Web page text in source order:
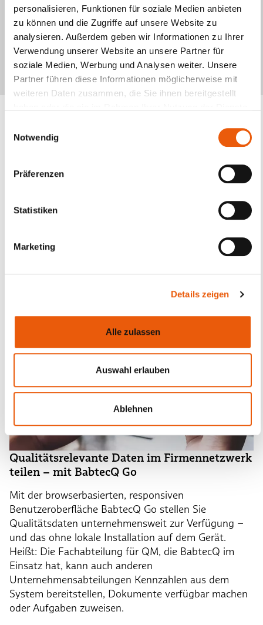
personalisieren, Funktionen für soziale Medien anbieten
zu können und die Zugriffe auf unsere Website zu
analysieren. Außerdem geben wir Informationen zu Ihrer
Verwendung unserer Website an unsere Partner für
soziale Medien, Werbung und Analysen weiter. Unsere
Partner führen diese Informationen möglicherweise mit
weiteren Daten zusammen, die Sie ihnen bereitgestellt
Notwendig
Präferenzen
Statistiken
Marketing
Details zeigen
Alle zulassen
Auswahl erlauben
Ablehnen
Unsere Experten Daniel von Sondern und Lars van
Straelen zeigen Ihnen in diesem Q.Focus, wie Sie mit
dem umfangreichen Portfolio von Babtec den Quality
Loop abbilden.
Kollaboration im Liefernetz
Qualität ist für den Unternehmenserfolg
Daten im Firmennetzwerk an Bedeutung gewinnt.
Kooperation, um die Qualität des Endproduktes zu
gewährleisten.
Qualitätsrelevante Daten im Firmennetzwerk
teilen – mit BabtecQ Go
Mit der browserbasierten, responsiven
Benutzeroberfläche BabtecQ Go stellen Sie
Qualitätsdaten unternehmensweit zur Verfügung –
und das ohne lokale Installation auf dem Gerät.
Heißt: Die Fachabteilung für QM, die BabtecQ im
Einsatz hat, kann auch anderen
Unternehmensabteilungen Kennzahlen aus dem
System bereitstellen, Dokumente verfügbar machen
oder Aufgaben zuweisen.